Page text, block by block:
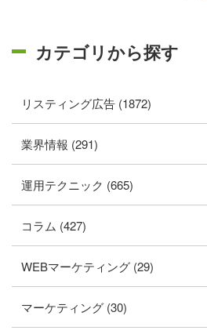
カテゴリから探す
リスティング広告 (1872)
業界情報 (291)
運用テクニック (665)
コラム (427)
WEBマーケティング (29)
マーケティング (30)